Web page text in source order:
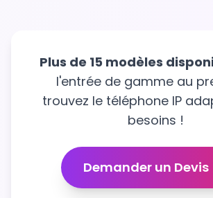
Plus de 15 modèles
l'entrée de gamme au
trouvez le téléphone IP
besoins !
Demander un Devis